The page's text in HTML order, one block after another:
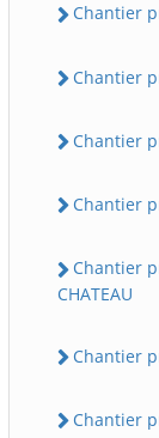
Chantier
Chantier
Chantier
Chantier
Chantier
CHATEAU
Chantier
Chantier